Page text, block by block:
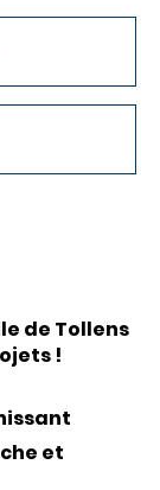
de Tollens
!
et